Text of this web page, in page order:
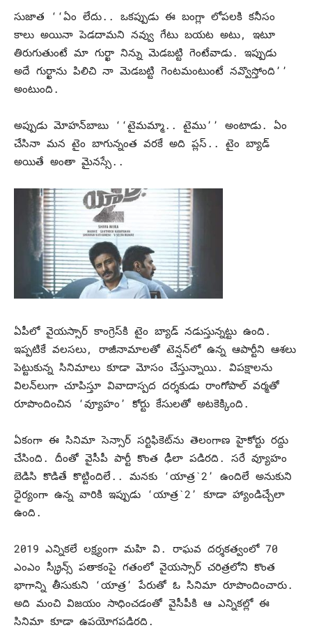
సుజాత ‘‘ఏం లేదు.. ఒకప్పుడు ఈ బంగ్లా లోపలకి కనీసం
కాలు అయినా పెడదామని నవ్వు గేటు బయట అటు, ఇటూ
తిరుగుతుంటే మా గుర్ఖా నిన్ను మెడబట్టి గెంటేవాడు. ఇప్పుడు
అదే గుర్ఖాను పిలిచి నా మెడబట్టి గెంటమంటుంటే నవ్వొస్తోంది’’
అంటుంది.
అప్పుడు మోహన్‌బాబు ‘‘టైమమ్మా.. టైము’’ అంటాడు. ఏం
చేసినా మన టైం బాగున్నంత వరకే అది ప్లస్‌.. టైం బ్యాడ్‌
అయితే అంతా మైనస్సే..
ఏపీలో వైయస్సార్‌ కాంగ్రెస్‌కి టైం బ్యాడ్‌ నడుస్తున్నట్టు ఉంది.
ఇప్పటికే వలసలు, రాజీనామాలతో టెన్షన్‌లో ఉన్న ఆపార్టీని ఆశలు
పెట్టుకున్న సినిమాలు కూడా మోసం చేస్తున్నాయి. విపక్షాలను
విలన్‌లుగా చూపిస్తూ వివాదాస్పద దర్శకుడు రాంగోపాల్‌ వర్మతో
రూపొందించిన ‘వ్యూహం’ కోర్టు కేసులతో అటకెక్కింది.
ఏకంగా ఈ సినిమా సెన్సార్‌ సర్టిఫికెట్‌ను తెలంగాణ హైకోర్టు రద్దు
చేసింది. దీంతో వైసీపీ పార్టీ కొంత ఢీలా పడిరది. సరే వ్యూహం
బెడిసి కొడితే కొట్టిందిలే.. మనకు ‘యాత్ర`2’ ఉందిలే అనుకుని
ధైర్యంగా ఉన్న వారికి ఇప్పుడు ‘యాత్ర`2’ కూడా హ్యాండిచ్చేలా
ఉంది.
2019 ఎన్నికలే లక్ష్యంగా మహి వి. రాఘవ దర్శకత్వంలో 70
ఎంఎం స్క్రీన్స్‌ పతాకంపై గతంలో వైయస్సార్‌ చరిత్రలోని కొంత
భాగాన్ని తీసుకుని ‘యాత్ర’ పేరుతో ఓ సినిమా రూపొందించారు.
అది మంచి విజయం సాధించడంతో వైసీపీకి ఆ ఎన్నికల్లో ఈ
సినిమా కూడా ఉపయోగపడిరది.